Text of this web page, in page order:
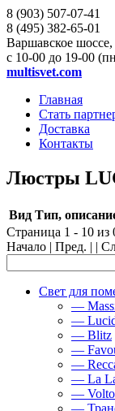
8 (903) 507-07-41
8 (495) 382-65-01
Варшавское
с 10-00 до 19-00
multisvet.com
Главная
Стать
Доставка
Контакты
Люстры
Вид Тип,
Страница 1 - 10 из
Начало | Пред. | |
Свет для
—
—
— Blitz
—
—
— La
—
—